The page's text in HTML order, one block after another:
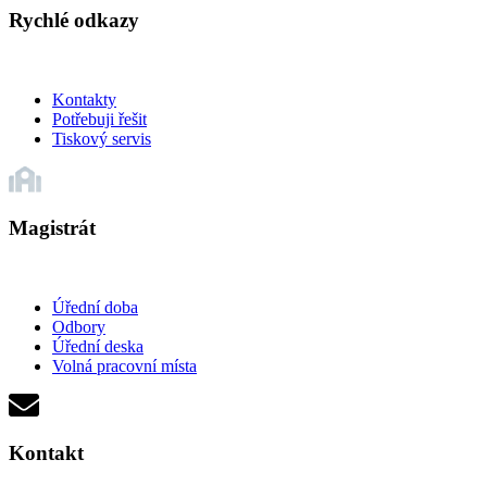
Rychlé odkazy
Kontakty
Potřebuji řešit
Tiskový servis
Magistrát
Úřední doba
Odbory
Úřední deska
Volná pracovní místa
Kontakt